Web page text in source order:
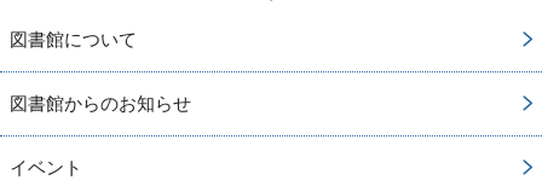
図書館について
図書館からのお知らせ
イベント